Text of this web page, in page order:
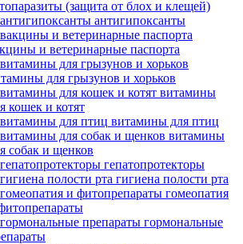
(защита от блох и клещей)
антигипоксанты
и ветеринарные паспорта
для грызунов и хорьков
витамины
кошек и котят
витамины для птиц
витамины
собак и щенков
гепатопротекторы
гигиена полости рта
гомеопатия
гормональные